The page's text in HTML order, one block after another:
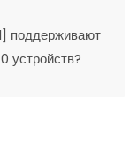
поддерживают
устройств?